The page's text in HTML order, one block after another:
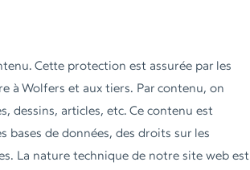
Cette protection est assurée par les
à Wolfers et aux tiers. Par contenu, on
dessins, articles, etc. Ce contenu est
bases de données, des droits sur les
La nature technique de notre site web est